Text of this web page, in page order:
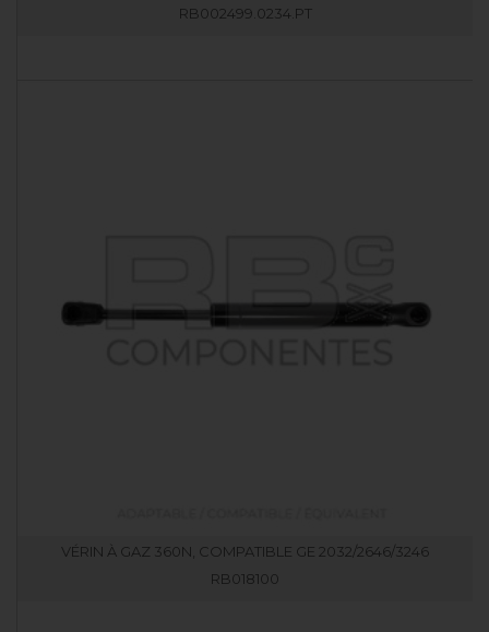
RB002499.0234.PT
VÉRIN À GAZ 360N, COMPATIBLE GE 2032/2646/3246
RB018100